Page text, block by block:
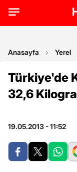
Anasayfa Yerel
Türkiye'de
32,6
19.05.2013 - 11:52